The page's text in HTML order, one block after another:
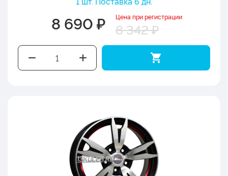
8 690 ₽ Цена при регистрации
8 342 ₽